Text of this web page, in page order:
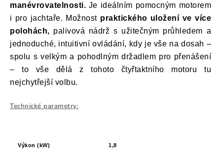
manévrovatelnosti. Je ideálním pomocným motorem
i pro jachtaře. Možnost praktického uložení ve více
polohách, palivová nádrž s užitečným průhledem a
jednoduché, intuitivní ovládání, kdy je vše na dosah –
spolu s velkým a pohodlným držadlem pro přenášení
– to vše dělá z tohoto čtyřtaktního motoru tu
nejchytřejší volbu.
Technické parametry:
Výkon (kW) 1,8